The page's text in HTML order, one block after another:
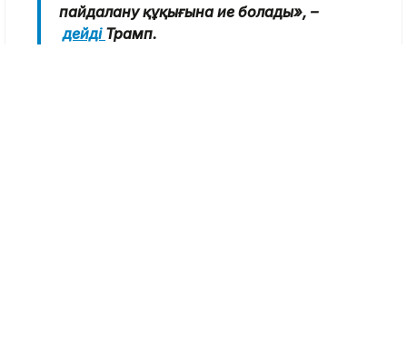
пайдалану құқығына ие болады», –
дейді Трамп.